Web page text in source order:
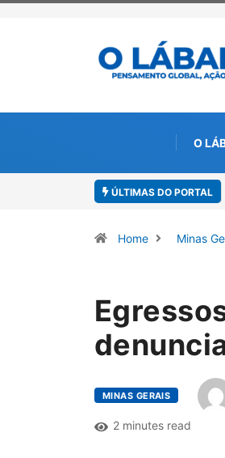
O
ÚLTIMAS DO PORTAL
Paracatu caminha pelos 20
Home Minas
MINAS GERAIS
2 minutes read